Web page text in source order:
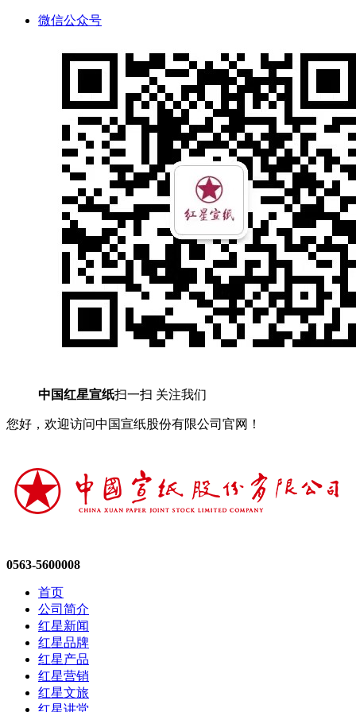
微信公众号
中国红星宣纸扫一扫 关注我们
您好，欢迎访问中国宣纸股份有限公司官网！
0563-5600008
首页
公司简介
红星新闻
红星品牌
红星产品
红星营销
红星文旅
红星讲堂